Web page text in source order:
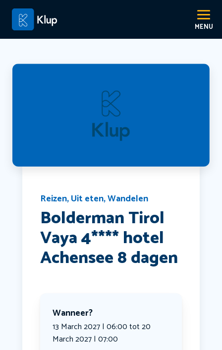
Reizen,Uit eten,Wandelen
Bolderman Tirol
Vaya 4**** hotel
Achensee 8 dagen
Wanneer?
13 March 2027 | 06:00 tot 20
March 2027 | 07:00